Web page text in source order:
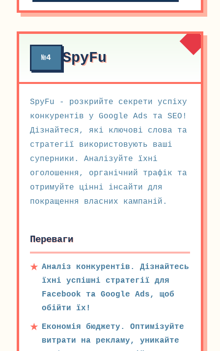
№4 SpyFu
SpyFu - розкрийте секрети успіху
конкурентів у Google Ads та SEO!
Дізнайтеся, які ключові слова та
стратегії використовують ваші
суперники. Аналізуйте їхні
оголошення, органічний трафік та
отримуйте цінні інсайти для
покращення власних кампаній.
Переваги
Аналіз конкурентів. Дізнайтесь
їхні успішні стратегії для
Facebook та Google Ads, щоб
обійти їх!
Економія бюджету. Оптимізуйте
витрати на рекламу, уникайте